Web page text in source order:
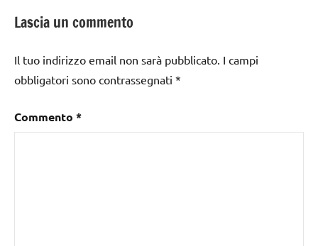
Lascia un commento
Il tuo indirizzo email non sarà pubblicato. I campi
obbligatori sono contrassegnati *
Commento *